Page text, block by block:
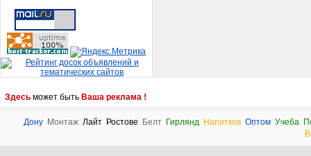
Здесь может быть Ваша реклама !
Дону Монтаж Лайт Ростове Белт Гирлянд Напитков Оптом Учеба